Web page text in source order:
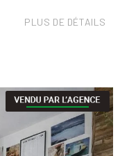
PLUS DE DÉTAILS